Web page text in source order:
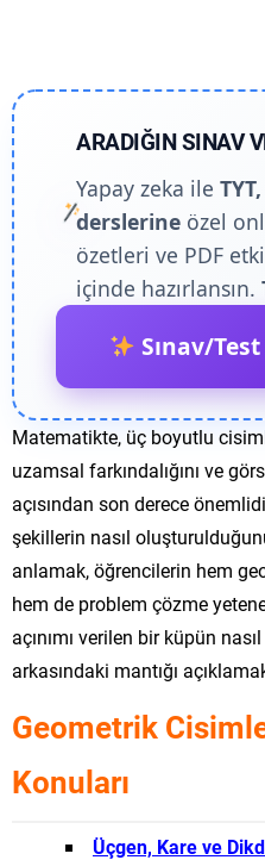
ARADIĞIN SINAV
Yapay zeka ile
derslerine özel
özetleri ve PDF
içinde hazırlansın.
Sınav/
Matematikte, üç boyutlu
uzamsal farkındalığını ve
açısından son derece
şekillerin nasıl
anlamak, öğrencilerin hem
hem de problem çözme
açınımı verilen bir küpün
arkasındaki mantığı
Geometrik
Konuları
Üçgen, Kare ve